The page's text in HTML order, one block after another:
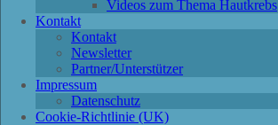
Videos zum Thema Hautkrebs
Kontakt
Kontakt
Newsletter
Partner/Unterstützer
Impressum
Datenschutz
Cookie-Richtlinie (UK)